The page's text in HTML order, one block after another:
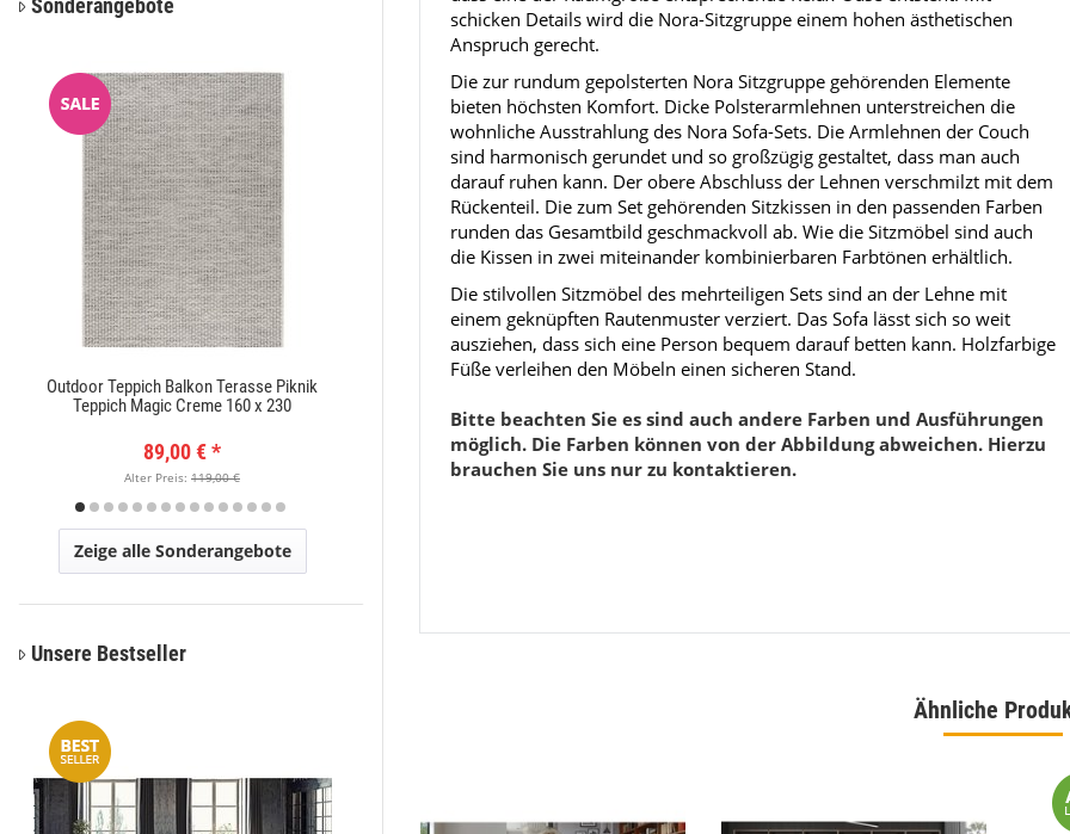
schicken Details wird die Nora-Sitzgruppe einem hohen ästhetischen
Anspruch gerecht.
Die zur rundum gepolsterten Nora Sitzgruppe gehörenden Elemente
bieten höchsten Komfort. Dicke Polsterarmlehnen unterstreichen die
wohnliche Ausstrahlung des Nora Sofa-Sets. Die Armlehnen der Couch
sind harmonisch gerundet und so großzügig gestaltet, dass man auch
darauf ruhen kann. Der obere Abschluss der Lehnen verschmilzt mit dem
Rückenteil. Die zum Set gehörenden Sitzkissen in den passenden Farben
runden das Gesamtbild geschmackvoll ab. Wie die Sitzmöbel sind auch
die Kissen in zwei miteinander kombinierbaren Farbtönen erhältlich.
Die stilvollen Sitzmöbel des mehrteiligen Sets sind an der Lehne mit
einem geknüpften Rautenmuster verziert. Das Sofa lässt sich so weit
ausziehen, dass sich eine Person bequem darauf betten kann. Holzfarbige
Füße verleihen den Möbeln einen sicheren Stand.
Bitte beachten Sie es sind auch andere Farben und Ausführungen
möglich. Die Farben können von der Abbildung abweichen. Hierzu
brauchen Sie uns nur zu kontaktieren.
Ähnliche
Sonderangebote
Outdoor Teppich Balkon Terasse Piknik
Teppich Magic Creme 160 x 230
89,00 €*
Alter Preis: 119,00 €
89,00 €*
Alter Preis:119,00 €
149,00 €*
Zeige alle Sonderangebote
Unsere Bestseller